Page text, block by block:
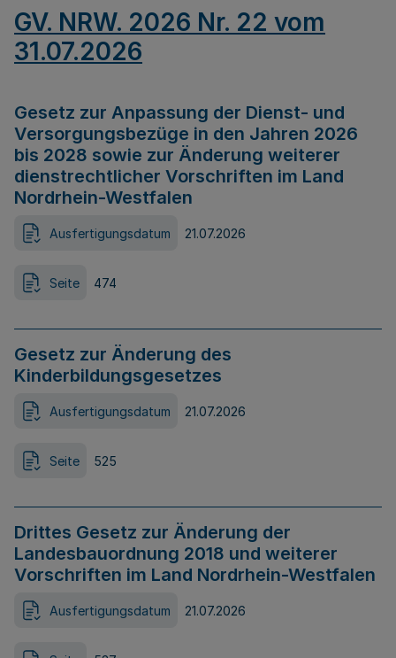
GV. NRW. 2026 Nr. 22 vom
31.07.2026
Gesetz zur Anpassung der Dienst- und
Versorgungsbezüge in den Jahren 2026
bis 2028 sowie zur Änderung weiterer
dienstrechtlicher Vorschriften im Land
Nordrhein-Westfalen
Ausfertigungsdatum 21.07.2026
Seite 474
Gesetz zur Änderung des
Kinderbildungsgesetzes
Ausfertigungsdatum 21.07.2026
Seite 525
Drittes Gesetz zur Änderung der
Landesbauordnung 2018 und weiterer
Vorschriften im Land Nordrhein-Westfalen
Ausfertigungsdatum 21.07.2026